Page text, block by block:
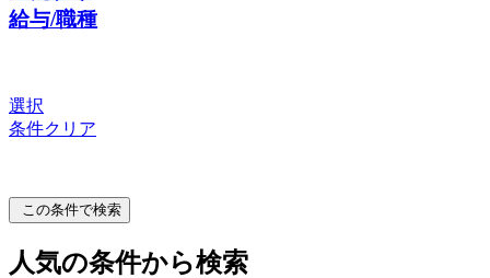
給与/職種
選択
条件クリア
この条件で検索
人気の条件から検索